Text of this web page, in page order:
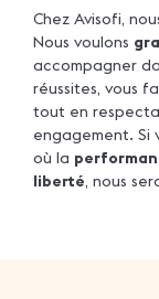
Chez Avisofi,
Nous voulons
accompagner
réussites, vous
tout en
engagement. Si
où la
liberté, nous